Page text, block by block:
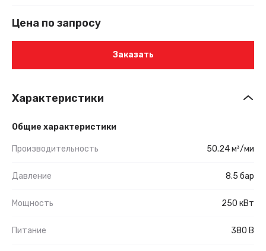
Цена по запросу
Заказать
Характеристики
Общие характеристики
Производительность 50.24 м³/ми
Давление 8.5 бар
Мощность 250 кВт
Питание 380 В